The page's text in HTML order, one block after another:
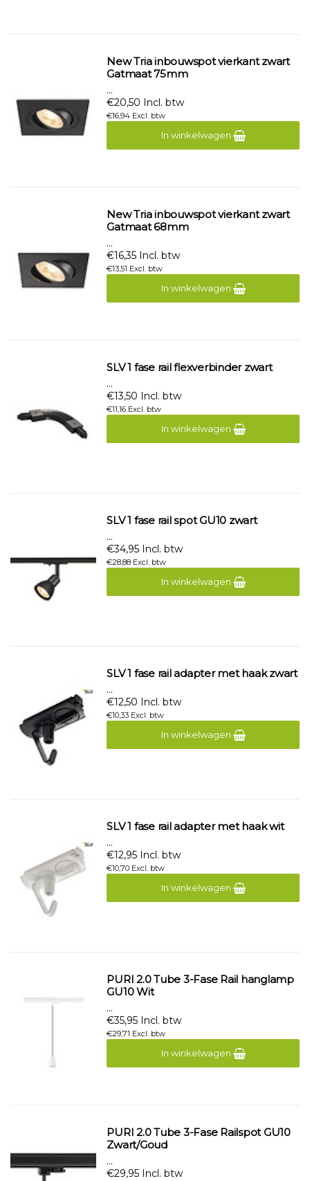
New Tria inbouwspot vierkant zwart
Gatmaat 75mm
...
€20,50 Incl. btw
€16,94 Excl. btw
In winkelwagen
New Tria inbouwspot vierkant zwart
Gatmaat 68mm
...
€16,35 Incl. btw
€13,51 Excl. btw
In winkelwagen
SLV 1 fase rail flexverbinder zwart
...
€13,50 Incl. btw
€11,16 Excl. btw
In winkelwagen
SLV 1 fase rail spot GU10 zwart
...
€34,95 Incl. btw
€28,88 Excl. btw
In winkelwagen
SLV 1 fase rail adapter met haak zwart
...
€12,50 Incl. btw
€10,33 Excl. btw
In winkelwagen
SLV 1 fase rail adapter met haak wit
...
€12,95 Incl. btw
€10,70 Excl. btw
In winkelwagen
PURI 2.0 Tube 3-Fase Rail hanglamp
GU10 Wit
...
€35,95 Incl. btw
€29,71 Excl. btw
In winkelwagen
PURI 2.0 Tube 3-Fase Railspot GU10
Zwart/Goud
...
€29,95 Incl. btw